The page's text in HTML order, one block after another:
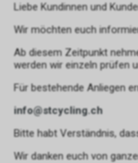
Liebe Kundinnen und
Wir möchten euch
Ab diesem Zeitpunkt
werden wir einzeln prüfen
Für bestehende Anliegen
info@stcycling.ch
Bitte habt Verständnis,
Wir danken euch von